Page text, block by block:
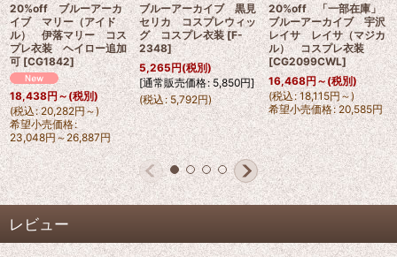
20%off ブルーアーカ
イブ マリー（アイド
ル） 伊落マリー コス
プレ衣装 ヘイロー追加
可 [CG1842]
18,438円～(税別)
(税込: 20,282円～)
希望小売価格:
23,048円～26,887円
ブルーアーカイブ 黒見
セリカ コスプレウィッ
グ コスプレ衣装 [F-
2348]
5,265円(税別)
[通常販売価格: 5,850円]
(税込: 5,792円)
20%off 「一部在庫」
ブルーアーカイブ 宇沢
レイサ レイサ（マジカ
ル） コスプレ衣装
[CG2099CWL]
16,468円～(税別)
(税込: 18,115円～)
希望小売価格: 20,585円
レビュー